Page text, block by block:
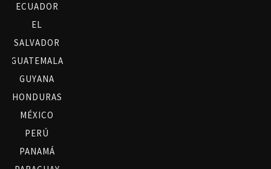
ECUADOR
EL
SALVADOR
GUATEMALA
GUYANA
HONDURAS
MÉXICO
PERÚ
PANAMÁ